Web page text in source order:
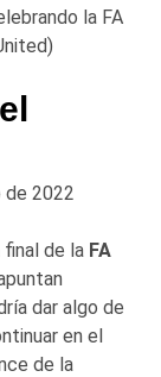
la FA
de 2022
de la FA
dar algo de
en el
de la